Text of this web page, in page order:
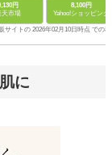
円
天市場
8,100円
Yahoo!ショッピング
サイトの 2026年02月10日時点 での税
に